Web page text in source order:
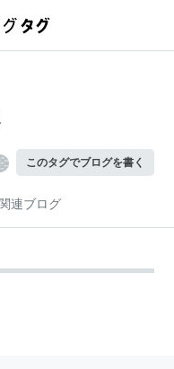
このタグでブログを書く
連ブログ